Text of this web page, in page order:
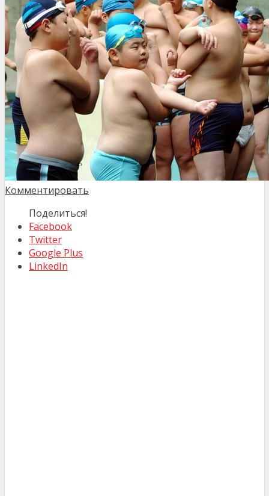
Комментировать
Поделиться!
Facebook
Twitter
Google Plus
LinkedIn